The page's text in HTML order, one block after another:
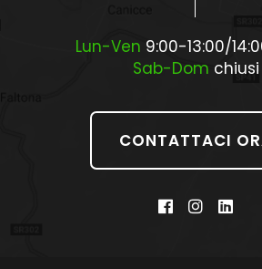
Lun-Ven 9:00-13:00/
Sab-Dom chiusi
CONTATTACI
Facebook